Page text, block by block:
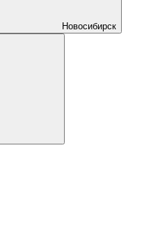
Новосибирск